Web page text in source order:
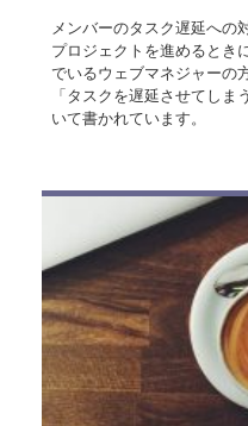
メンバーのタスク遅延への
プロジェクトを進めるとき
でいるウェブマネジャーの
「タスクを遅延させてし
いて書かれています。